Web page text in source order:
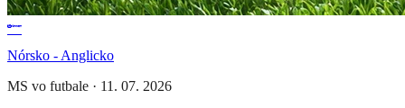
Nórsko - Anglicko
MS vo futbale · 11. 07. 2026